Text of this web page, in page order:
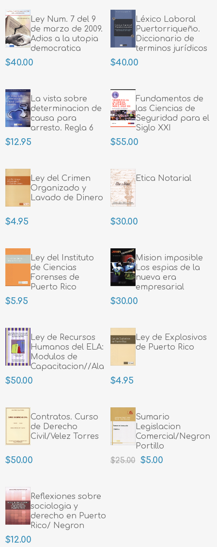
Ley Num. 7 del 9
de marzo de 2009.
Adios a la utopia
democratica
$40.00
Léxico Laboral
Puertorriqueño.
Diccionario de
terminos jurídicos
sobre el derecho
del trabajo/Arroyo
$40.00
La vista sobre
determinacion de
causa para
arresto. Regla 6
$12.95
Fundamentos de
las Ciencias de
Seguridad para el
Siglo XXI
$55.00
Ley del Crimen
Organizado y
Lavado de Dinero
$4.95
Etica Notarial
$30.00
Ley del Instituto
de Ciencias
Forenses de
Puerto Rico
$5.95
Mision imposible
Los espias de la
nueva era
empresarial
$30.00
Ley de Recursos
Humanos del ELA:
Modulos de
Capacitacion//Ala
$50.00
Ley de Explosivos
de Puerto Rico
$4.95
Contratos. Curso
de Derecho
Civil/Velez Torres
$50.00
Sumario
Legislacion
Comercial/Negron
Portillo
$25.00
$5.00
Reflexiones sobre
sociologia y
derecho en Puerto
Rico/ Negron
Portillo
$12.00